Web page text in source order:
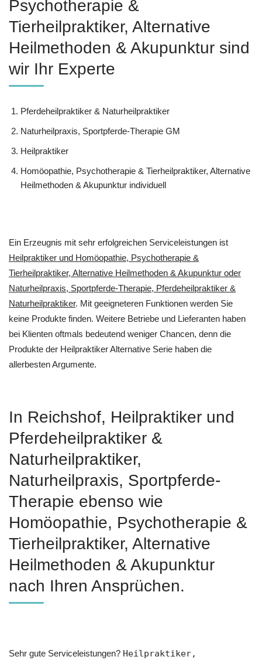
‎Psychotherapie &
‎Tierheilpraktiker, Alternative
Heilmethoden & Akupunktur sind
wir Ihr Experte
Pferdeheilpraktiker & Naturheilpraktiker
Naturheilpraxis, Sportpferde-Therapie GM
Heilpraktiker
‎Homöopathie, ‎Psychotherapie & ‎Tierheilpraktiker, Alternative
Heilmethoden & Akupunktur individuell
Ein Erzeugnis mit sehr erfolgreichen Serviceleistungen ist
Heilpraktiker und ‎Homöopathie, ‎Psychotherapie &
‎Tierheilpraktiker, Alternative Heilmethoden & Akupunktur oder
Naturheilpraxis, Sportpferde-Therapie, Pferdeheilpraktiker &
Naturheilpraktiker. Mit geeigneteren Funktionen werden Sie
keine Produkte finden. Weitere Betriebe und Lieferanten haben
bei Klienten oftmals bedeutend weniger Chancen, denn die
Produkte der Heilpraktiker Alternative Serie haben die
allerbesten Argumente.
In Reichshof, Heilpraktiker und
Pferdeheilpraktiker &
Naturheilpraktiker,
Naturheilpraxis, Sportpferde-
Therapie ebenso wie
‎Homöopathie, ‎Psychotherapie &
‎Tierheilpraktiker, Alternative
Heilmethoden & Akupunktur
nach Ihren Ansprüchen.
Sehr gute Serviceleistungen? Heilpraktiker,